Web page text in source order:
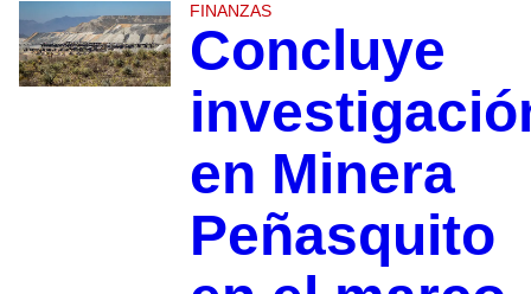
FINANZAS
Concluye
en Minera
Peñasquito